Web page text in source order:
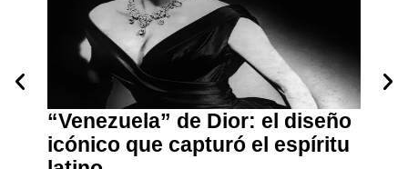
el diseño
el espíritu
John Galliano: Horizons, la
gran exposición de la Met